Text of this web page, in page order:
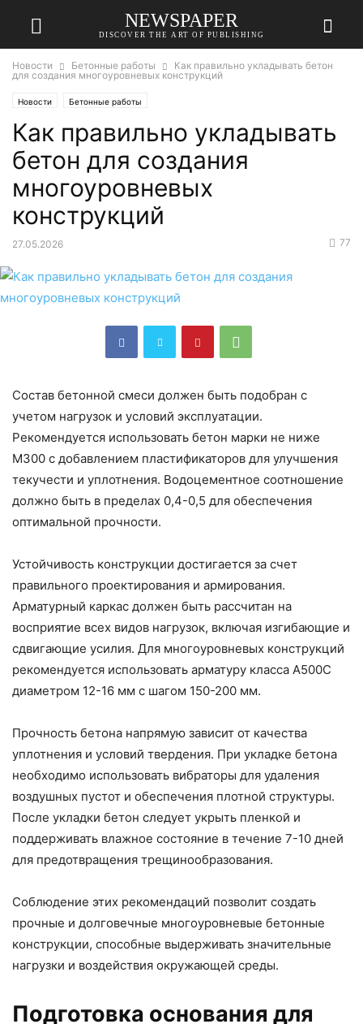
NEWSPAPER
DISCOVER THE ART OF PUBLISHING
Новости Бетонные работы
Как правильно укладывать бетон
для создания многоуровневых конструкций
Новости Бетонные работы
Как правильно укладывать
бетон для создания
многоуровневых
конструкций
27.05.2026 77
Состав бетонной смеси должен быть подобран с
учетом нагрузок и условий эксплуатации.
Рекомендуется использовать бетон марки не ниже
М300 с добавлением пластификаторов для улучшения
текучести и уплотнения. Водоцементное соотношение
должно быть в пределах 0,4-0,5 для обеспечения
оптимальной прочности.
Устойчивость конструкции достигается за счет
правильного проектирования и армирования.
Арматурный каркас должен быть рассчитан на
восприятие всех видов нагрузок, включая изгибающие и
сдвигающие усилия. Для многоуровневых конструкций
рекомендуется использовать арматуру класса А500С
диаметром 12-16 мм с шагом 150-200 мм.
Прочность бетона напрямую зависит от качества
уплотнения и условий твердения. При укладке бетона
необходимо использовать вибраторы для удаления
воздушных пустот и обеспечения плотной структуры.
После укладки бетон следует укрыть пленкой и
поддерживать влажное состояние в течение 7-10 дней
для предотвращения трещинообразования.
Соблюдение этих рекомендаций позволит создать
прочные и долговечные многоуровневые бетонные
конструкции, способные выдерживать значительные
нагрузки и воздействия окружающей среды.
Подготовка основания для